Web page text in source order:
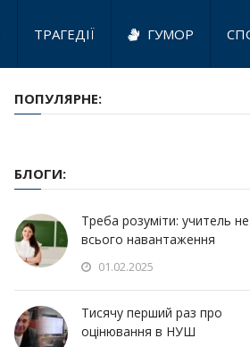
ТРАГЕДІЇ ГУМОР
ПОПУЛЯРНЕ:
БЛОГИ:
Треба розуміти: учитель
всього навантаження
01.02.2025
Тисячу перший раз про
оцінювання в НУШ